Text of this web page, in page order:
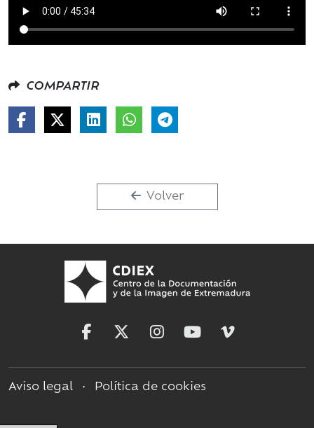
COMPARTIR
Volver
Aviso legal • Política de cookies